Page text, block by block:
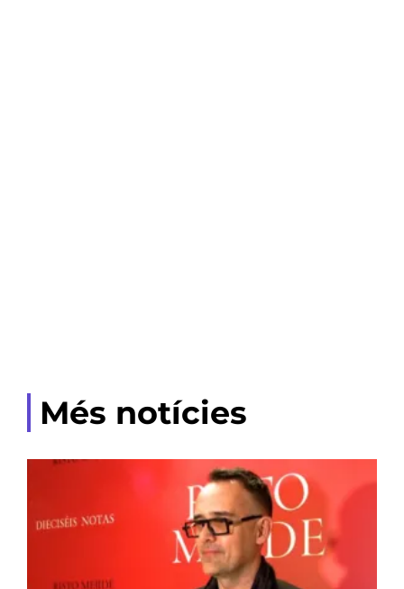
Més notícies